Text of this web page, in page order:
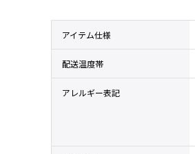
アイテム仕様
配送温度帯
アレルギー表記